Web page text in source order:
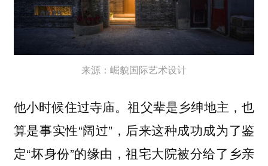
来源：崛貌国际艺术设计
他小时候住过寺庙。祖父辈是乡绅地主，也
算是事实性“阔过”，后来这种成功成为了鉴
定“坏身份”的缘由，祖宅大院被分给了乡亲